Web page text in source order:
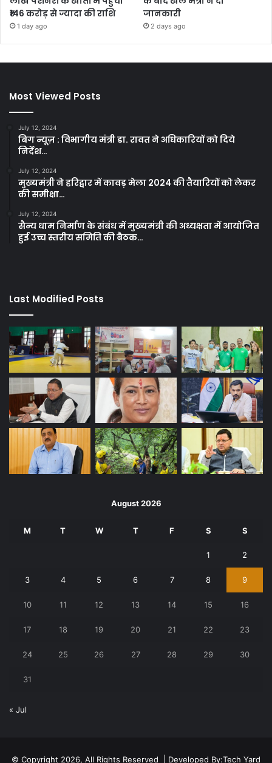
₹146 करोड़ से ज्यादा की राशि
1 day ago
जानकारी
2 days ago
Most Viewed Posts
July 12, 2024
बिग न्यूज़ : विभागीय मंत्री डा. रावत ने अधिकारियों को दिये
निर्देश…
July 12, 2024
मुख्यमंत्री ने हरिद्वार में कावड़ मेला 2024 की तैयारियों को लेकर
की समीक्षा…
July 12, 2024
सैन्य धाम निर्माण के संबंध में मुख्यमंत्री की अध्यक्षता में आयोजित
हुई उच्च स्तरीय समिति की बैठक…
Last Modified Posts
August 2026
M T W T F S S
1 2
3 4 5 6 7 8 9
10 11 12 13 14 15 16
17 18 19 20 21 22 23
24 25 26 27 28 29 30
31
« Jul
© Copyright 2026, All Rights Reserved | Developed By:Tech Yard